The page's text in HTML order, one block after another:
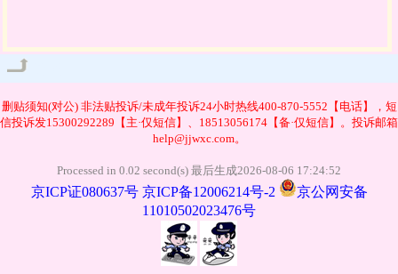
删贴须知(对公)非法贴投诉/未成年投诉24小时热线400-870-5552【电话】，短
信投诉发15300292289【主·仅短信】、18513056174【备·仅短信】。投诉邮箱
help@jjwxc.com。
Processed in 0.02 second(s) 最后生成2026-08-06 17:24:52
京ICP证080637号 京ICP备12006214号-2
京公网安备
11010502023476号